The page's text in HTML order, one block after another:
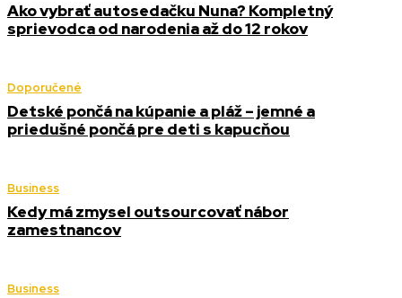
Ako vybrať autosedačku Nuna? Kompletný
sprievodca od narodenia až do 12 rokov
Doporučené
Detské pončá na kúpanie a pláž – jemné a
priedušné pončá pre deti s kapucňou
Business
Kedy má zmysel outsourcovať nábor
zamestnancov
Business